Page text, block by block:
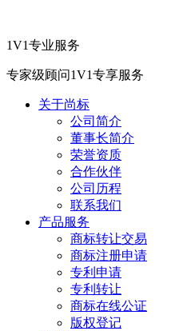
1V1专业服务
专家级顾问1V1专享服务
关于尚标
公司简介
董事长简介
荣誉资质
合作伙伴
公司历程
联系我们
产品服务
商标转让交易
商标注册申请
专利申请
专利转让
商标在线公证
版权登记